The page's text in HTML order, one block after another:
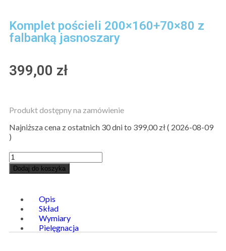
Komplet pościeli 200×160+70×80 z
falbanką jasnoszary
399,00 zł
Produkt dostępny na zamówienie
Najniższa cena z ostatnich 30 dni to 399,00 zł( 2026-08-09
)
Dodaj do koszyka
Opis
Skład
Wymiary
Pielęgnacja